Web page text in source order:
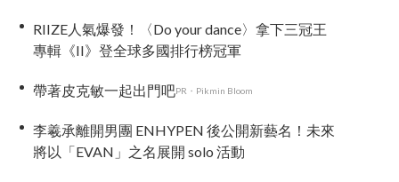
RIIZE人氣爆發！〈Do your dance〉拿下三冠王
專輯《II》登全球多國排行榜冠軍
帶著皮克敏一起出門吧PR・Pikmin Bloom
李羲承離開男團 ENHYPEN 後公開新藝名！未來
將以「EVAN」之名展開 solo 活動